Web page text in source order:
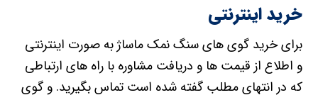
خرید اینترنتی
برای خرید گوی های سنگ نمک ماساژ به صورت اینترنتی
و اطلاع از قیمت ها و دریافت مشاوره با راه های ارتباطی
که در انتهای مطلب گفته شده است تماس بگیرید. و گوی